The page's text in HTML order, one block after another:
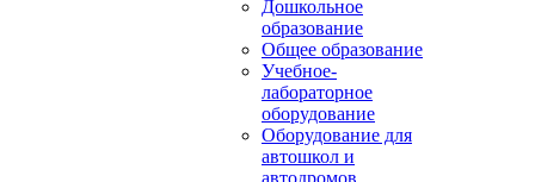
Дошкольное
образование
Общее образование
Учебное-
лабораторное
оборудование
Оборудование для
автошкол и
автодромов